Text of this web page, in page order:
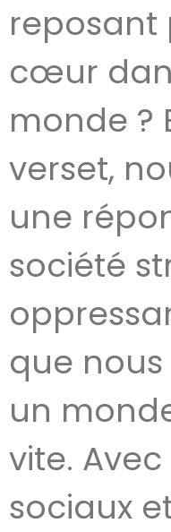
reposant
cœur
monde ?
verset,
une
société
que
un
vite.
sociaux